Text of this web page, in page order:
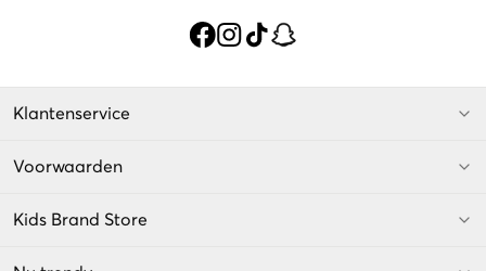
Klantenservice
Voorwaarden
Kids Brand Store